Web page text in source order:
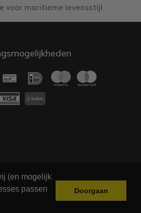
(en mogelijk
passen
Doorgaan
voor maritieme levensstijl